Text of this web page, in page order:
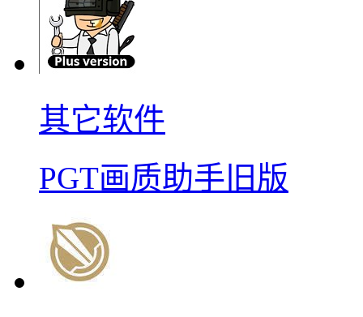
其它软件
PGT画质助手旧版